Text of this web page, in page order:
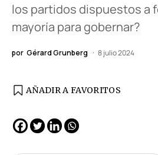
los partidos dispuestos a
mayoría para gobernar?
por Gérard Grunberg 8 julio 2024
AÑADIR A FAVORITOS